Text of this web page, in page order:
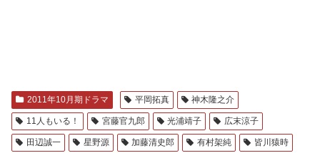
2011年10月期ドラマ 平岡拓真 神木隆之介
11人もいる！ 宮藤官九郎 光浦靖子 広末涼子
田辺誠一 星野源 加藤清史郎 有村架純 皆川猿時